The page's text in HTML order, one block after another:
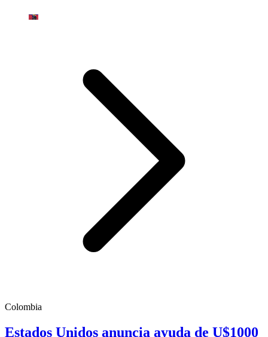
Colombia
Estados Unidos anuncia ayuda de U$1000